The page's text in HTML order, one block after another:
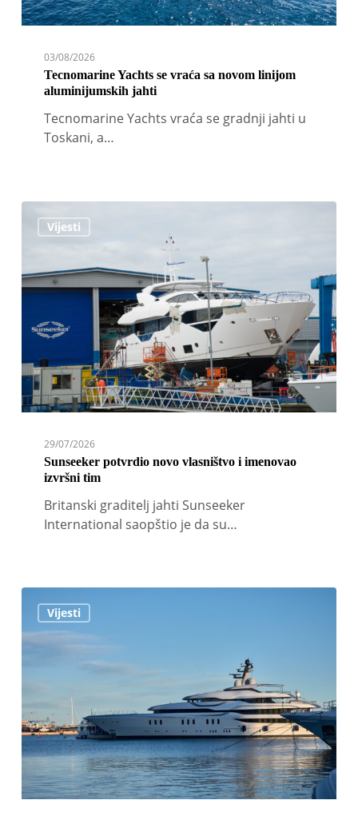
03/08/2026
Tecnomarine Yachts se vraća sa novom linijom
aluminijumskih jahti
Tecnomarine Yachts vraća se gradnji jahti u
Toskani, a…
Vijesti
potvrdio
vlasništvo
i
izvršni
29/07/2026
Sunseeker potvrdio novo vlasništvo i imenovao
izvršni tim
Britanski graditelj jahti Sunseeker
International saopštio je da su…
Vijesti
ruskih
u
skupi
fijasko